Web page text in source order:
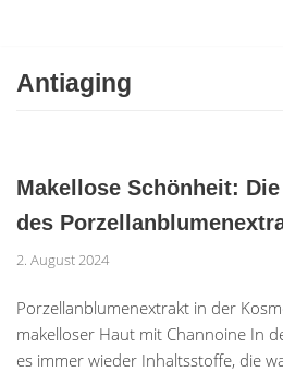
springen
Antiaging
Makellose Schönheit:
des
2. August 2024
Porzellanblumenextrakt in der
makelloser Haut mit Channoine In
es immer wieder Inhaltsstoffe, die